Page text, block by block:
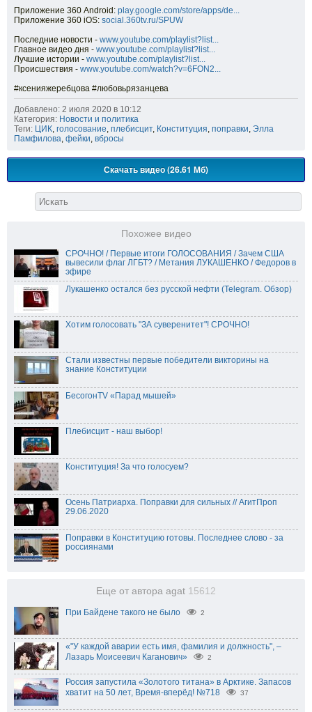
Приложение 360 Android: play.google.com/store/apps/de...
Приложение 360 iOS: social.360tv.ru/SPUW
Последние новости - www.youtube.com/playlist?list...
Главное видео дня - www.youtube.com/playlist?list...
Лучшие истории - www.youtube.com/playlist?list...
Происшествия - www.youtube.com/watch?v=6FON2...
#ксенияжеребцова #любовьрязанцева
Добавлено: 2 июля 2020 в 10:12
Категория: Новости и политика
Теги: ЦИК, голосование, плебисцит, Конституция, поправки, Элла
Памфилова, фейки, вбросы
Скачать видео (26.61 Мб)
Похожее видео
СРОЧНО! / Первые итоги ГОЛОСОВАНИЯ / Зачем США
вывесили флаг ЛГБТ? / Метания ЛУКАШЕНКО / Федоров в
эфире
Лукашенко остался без русской нефти (Telegram. Обзор)
Хотим голосовать "ЗА суверенитет"! СРОЧНО!
Стали известны первые победители викторины на
знание Конституции
БесогонTV «Парад мышей»
Плебисцит - наш выбор!
Конституция! За что голосуем?
Осень Патриарха. Поправки для сильных // АгитПроп
29.06.2020
Поправки в Конституцию готовы. Последнее слово - за
россиянами
Еще от автора agat 15612
При Байдене такого не было 2
«"У каждой аварии есть имя, фамилия и должность", –
Лазарь Моисеевич Каганович»
2
Россия запустила «Золотого титана» в Арктике. Запасов
хватит на 50 лет, Время-вперёд! №718
37